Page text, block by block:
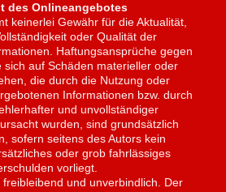
des Onlineangebotes
keinerlei Gewähr für die Aktualität,
oder Qualität der
Haftungsansprüche gegen
sich auf Schäden materieller oder
die durch die Nutzung oder
Informationen bzw. durch
und unvollständiger
wurden, sind grundsätzlich
sofern seitens des Autors kein
oder grob fahrlässiges
vorliegt.
freibleibend und unverbindlich. Der